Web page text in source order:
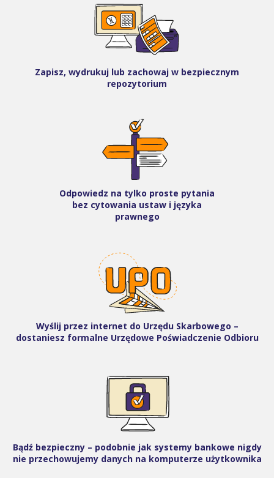
Zapisz, wydrukuj lub zachowaj w bezpiecznym
repozytorium
Odpowiedz na tylko proste pytania
bez cytowania ustaw i języka
prawnego
Wyślij przez internet do Urzędu Skarbowego –
dostaniesz formalne Urzędowe Poświadczenie Odbioru
Bądź bezpieczny – podobnie jak systemy bankowe nigdy
nie przechowujemy danych na komputerze użytkownika